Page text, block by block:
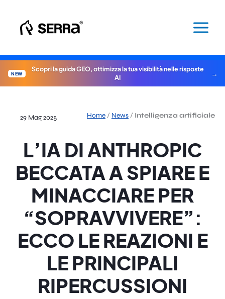
contenuto
NEW
Scopri la guida GEO, ottimizza la tua visibilità nelle risposte
AI
Home / News / Intelligenza artificiale
29 Mag 2025
L’IA DI ANTHROPIC
BECCATA A SPIARE E
MINACCIARE PER
“SOPRAVVIVERE”:
ECCO LE REAZIONI E
LE PRINCIPALI
RIPERCUSSIONI